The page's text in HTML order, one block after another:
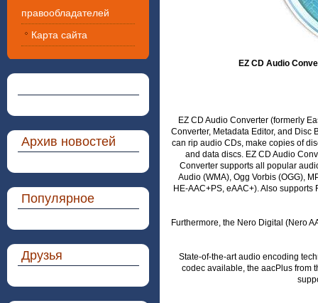
правообладателей
Карта сайта
Архив новостей
Популярное
Друзья
EZ CD Audio
EZ CD Audio Converter (formerly
Converter, Metadata Editor, and Disc
can rip audio CDs, make copies of
and data discs. EZ CD Audio
Converter supports all popular
Audio (WMA), Ogg Vorbis (OGG),
HE-AAC+PS, eAAC+). Also supports
Furthermore, the Nero Digital (Nero
State-of-the-art audio encoding
codec available, the aacPlus from